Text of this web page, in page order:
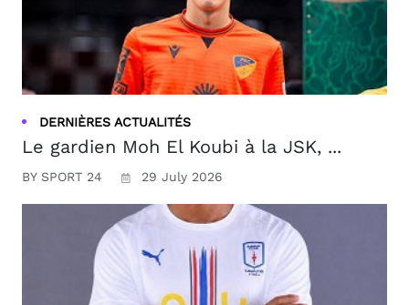
DERNIÈRES ACTUALITÉS
Le gardien Moh El Koubi à la JSK, ...
BY SPORT 24 29 July 2026